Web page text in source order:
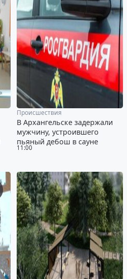
11:00
Происшествия
В Архангельске задержали
мужчину, устроившего
пьяный дебош в сауне